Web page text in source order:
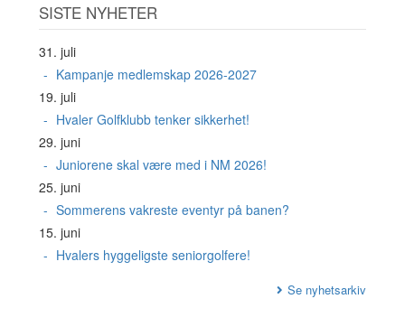
SISTE NYHETER
31. juli
Kampanje medlemskap 2026-2027
19. juli
Hvaler Golfklubb tenker sikkerhet!
29. juni
Juniorene skal være med i NM 2026!
25. juni
Sommerens vakreste eventyr på banen?
15. juni
Hvalers hyggeligste seniorgolfere!
Se nyhetsarkiv